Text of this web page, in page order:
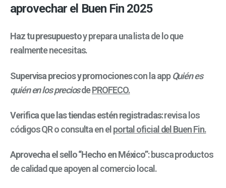
aprovechar el Buen Fin 2025
Haz tu presupuestoy prepara una lista de lo que
realmente necesitas.
Supervisa precios y promocionescon la appQuién es
quién en los preciosdePROFECO.
Verifica que las tiendas estén registradas: revisa los
códigos QR o consulta en el portal oficial del Buen Fin.
Aprovecha el sello “Hecho en México”: busca productos
de calidad que apoyen al comercio local.